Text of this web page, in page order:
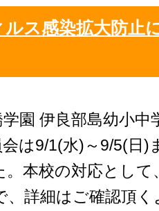
ス感染拡大防止
園 伊良部島幼小中
は9/1(水)～9/5(日)
。本校の対応とし
、詳細はご確認頂